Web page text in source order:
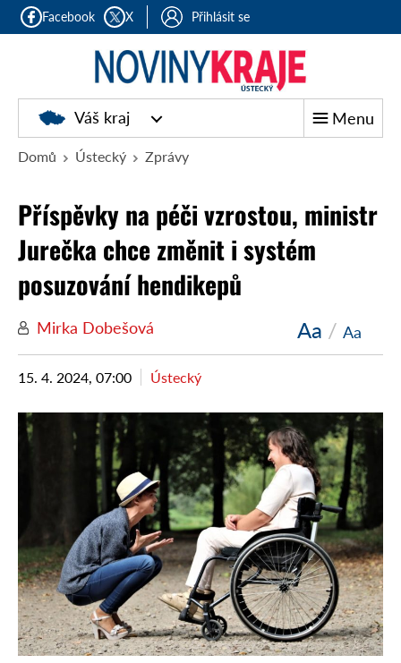
Facebook X Přihlásit se
Váš kraj Menu
Domů Ústecký Zprávy
Příspěvky na péči vzrostou, ministr
Jurečka chce změnit i systém
posuzování hendikepů
Mirka Dobešová Aa / Aa
15. 4. 2024, 07:00 Ústecký